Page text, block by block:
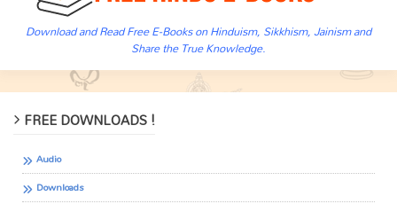
Download and Read Free E-Books on Hinduism, Sikkhism, Jainism and
Share the True Knowledge.
FREE DOWNLOADS !
Audio
Downloads